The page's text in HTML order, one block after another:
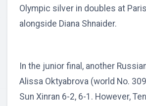
Olympic silver in doubles at
alongside Diana Shnaider.
In the junior final, another
Alissa Oktyabrova (world No.
Sun Xinran 6-2, 6-1. However,